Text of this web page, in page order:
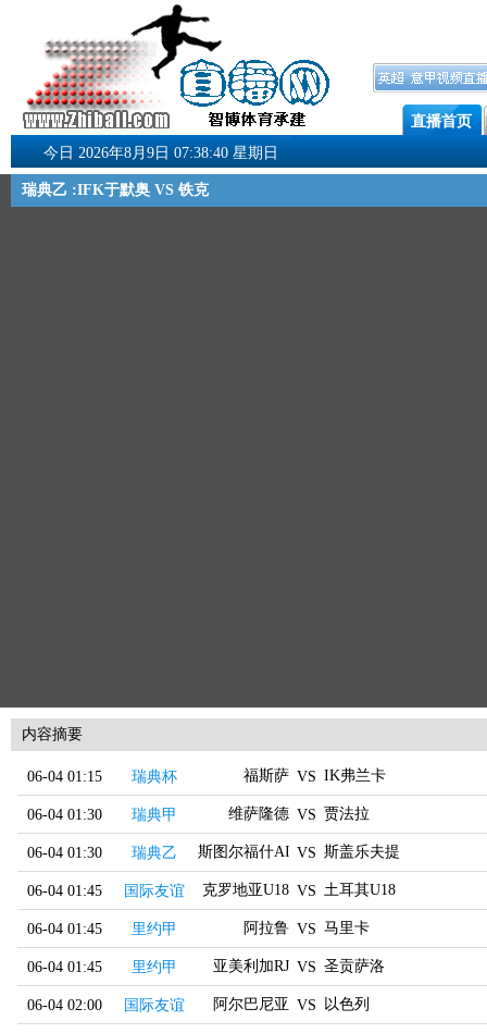
直播首页
今日 2026年8月9日 07:38:40 星期日
瑞典乙 :IFK于默奥 VS 铁克
内容摘要
06-04 01:15 瑞典杯 福斯萨 VS IK弗兰卡
06-04 01:30 瑞典甲 维萨隆德 VS 贾法拉
06-04 01:30 瑞典乙 斯图尔福什AIKVS 斯盖乐夫提
06-04 01:45 国际友谊 克罗地亚U18 VS 土耳其U18
06-04 01:45 里约甲 阿拉鲁 VS 马里卡
06-04 01:45 里约甲 亚美利加RJ VS 圣贡萨洛
06-04 02:00 国际友谊 阿尔巴尼亚 VS 以色列